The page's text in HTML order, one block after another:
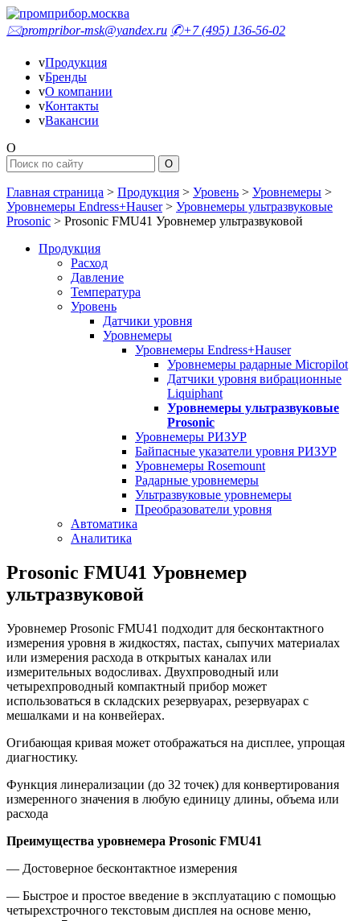
🖂prompribor-msk@yandex.ru ✆+7 (495) 136-56-02
vПродукция
vБренды
vО компании
vКонтакты
vВакансии
O
Главная страница > Продукция > Уровень > Уровнемеры >
Уровнемеры Endress+Hauser > Уровнемеры ультразвуковые
Prosonic > Prosonic FMU41 Уровнемер ультразвуковой
Продукция
Расход
Давление
Температура
Уровень
Датчики уровня
Уровнемеры
Уровнемеры Endress+Hauser
Уровнемеры радарные Micropilot
Датчики уровня вибрационные
Liquiphant
Уровнемеры ультразвуковые
Prosonic
Уровнемеры РИЗУР
Байпасные указатели уровня РИЗУР
Уровнемеры Rosemount
Радарные уровнемеры
Ультразвуковые уровнемеры
Преобразователи уровня
Автоматика
Аналитика
Prosonic FMU41 Уровнемер
ультразвуковой
Уровнемер Prosonic FMU41 подходит для бесконтактного
измерения уровня в жидкостях, пастах, сыпучих материалах
или измерения расхода в открытых каналах или
измерительных водосливах. Двухпроводный или
четырехпроводный компактный прибор может
использоваться в складских резервуарах, резервуарах с
мешалками и на конвейерах.
Огибающая кривая может отображаться на дисплее, упрощая
диагностику.
Функция линерализации (до 32 точек) для конвертирования
измеренного значения в любую единицу длины, объема или
расхода
Преимущества уровнемера Prosonic FMU41
— Достоверное бесконтактное измерения
— Быстрое и простое введение в эксплуатацию с помощью
четырехстрочного текстовым дисплея на основе меню,